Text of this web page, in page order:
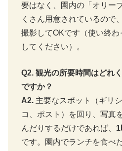
要はなく、園内の「オリー
くさん用意されているので
撮影してOKです（使い終
してください）。
Q2. 観光の所要時間はどれ
ですか？
A2. 主要なスポット（ギリ
コ、ポスト）を回り、写真
んだりするだけであれば、
です。園内でランチを食べ